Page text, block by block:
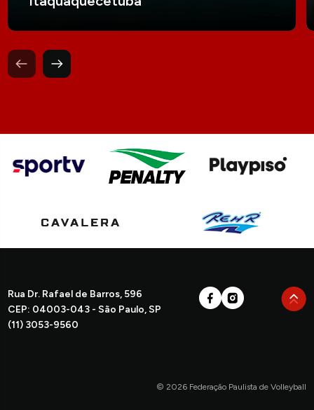
Rua Dr. Rafael de Barros, 596
CEP: 04003-043 - São Paulo, SP
(11) 3053-9560
© 2026 Federação Paulista de Volleyball